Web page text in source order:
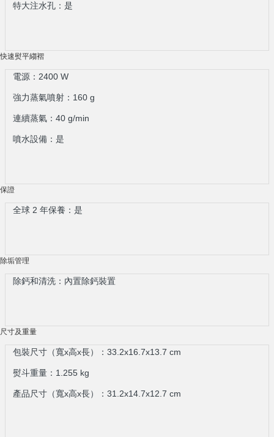
特大注水孔：是
快速熨平縐褶
電源：2400 W
強力蒸氣噴射：160 g
連續蒸氣：40 g/min
噴水設備：是
保證
全球 2 年保養：是
除垢管理
除鈣和清洗：內置除鈣裝置
尺寸及重量
包裝尺寸（寬x高x長）：33.2x16.7x13.7 cm
熨斗重量：1.255 kg
產品尺寸（寬x高x長）：31.2x14.7x12.7 cm